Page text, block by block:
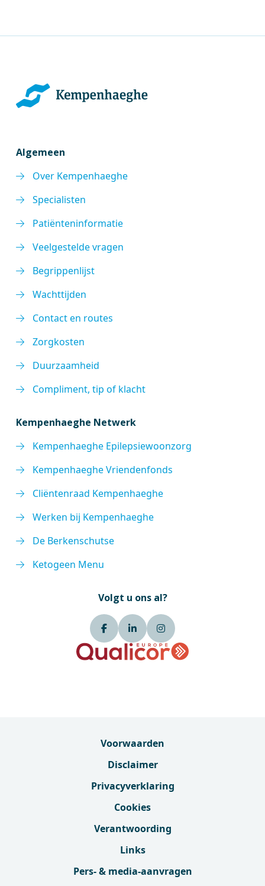
Algemeen
Over Kempenhaeghe
Specialisten
Patiënteninformatie
Veelgestelde vragen
Begrippenlijst
Wachttijden
Contact en routes
Zorgkosten
Duurzaamheid
Compliment, tip of klacht
Kempenhaeghe Netwerk
Kempenhaeghe Epilepsiewoonzorg
Kempenhaeghe Vriendenfonds
Cliëntenraad Kempenhaeghe
Werken bij Kempenhaeghe
De Berkenschutse
Ketogeen Menu
Volgt u ons al?
Voorwaarden
Disclaimer
Privacyverklaring
Cookies
Verantwoording
Links
Pers- & media-aanvragen